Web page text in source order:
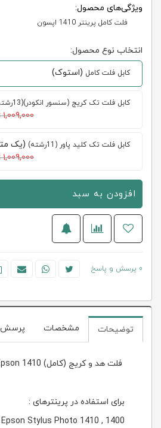
ویژگی‌های محصول:
فلت کامل پرینتر 1410 اپسون
انتخاب نوع محصول:
کابل فلت کامل (استوک)
کابل فلت تک کریج (سنسور انکودر)(13رشته)
1,009,000 تومان
کابل فلت تک کلید پاور (11رشته)
(یک
1,009,000 تومان
افزودن به سبد
0 پرسش و پاسخ
توضیحات مشخصات پرسش
فلت هد و کریج (کامل) 1410 Epson
برای استفاده در پرینترهای :
Epson Stylus Photo 1410 , 1400